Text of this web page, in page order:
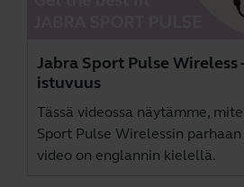
Jabra Sport Pulse
istuvuus
Tässä videossa näytämme,
Sport Pulse Wirelessin
video on englannin kielellä.